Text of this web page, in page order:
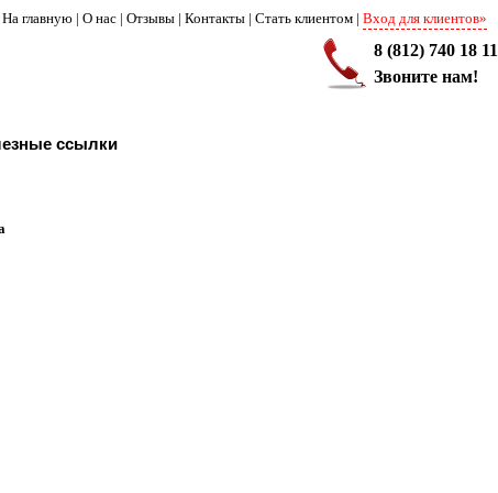
На главную | О нас | Отзывы | Контакты | Стать клиентом | Вход для клиентов»
8 (812) 740 18 11
Звоните нам!
ссылки